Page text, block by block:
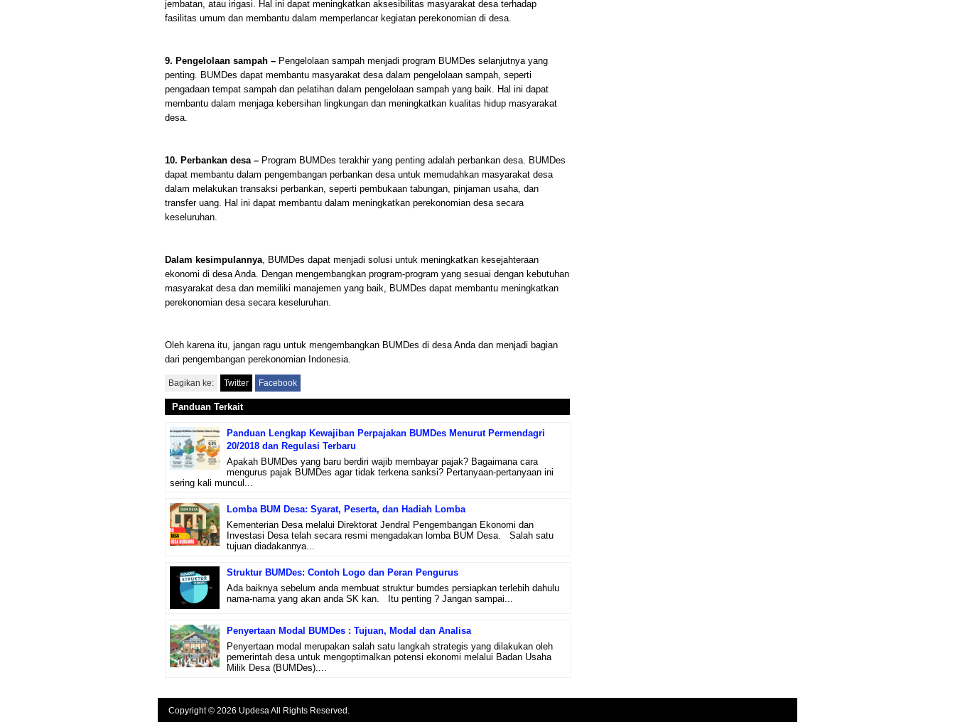
jembatan, atau irigasi. Hal ini dapat meningkatkan aksesibilitas masyarakat desa terhadap
fasilitas umum dan membantu dalam memperlancar kegiatan perekonomian di desa.
9. Pengelolaan sampah – Pengelolaan sampah menjadi program BUMDes selanjutnya yang
penting. BUMDes dapat membantu masyarakat desa dalam pengelolaan sampah, seperti
pengadaan tempat sampah dan pelatihan dalam pengelolaan sampah yang baik. Hal ini dapat
membantu dalam menjaga kebersihan lingkungan dan meningkatkan kualitas hidup masyarakat
desa.
10. Perbankan desa – Program BUMDes terakhir yang penting adalah perbankan desa. BUMDes
dapat membantu dalam pengembangan perbankan desa untuk memudahkan masyarakat desa
dalam melakukan transaksi perbankan, seperti pembukaan tabungan, pinjaman usaha, dan
transfer uang. Hal ini dapat membantu dalam meningkatkan perekonomian desa secara
keseluruhan.
Dalam kesimpulannya, BUMDes dapat menjadi solusi untuk meningkatkan kesejahteraan
ekonomi di desa Anda. Dengan mengembangkan program-program yang sesuai dengan kebutuhan
masyarakat desa dan memiliki manajemen yang baik, BUMDes dapat membantu meningkatkan
perekonomian desa secara keseluruhan.
Oleh karena itu, jangan ragu untuk mengembangkan BUMDes di desa Anda dan menjadi bagian
dari pengembangan perekonomian Indonesia.
Bagikan ke: Twitter Facebook
Panduan Terkait
Panduan Lengkap Kewajiban Perpajakan BUMDes Menurut Permendagri
20/2018 dan Regulasi Terbaru
Apakah BUMDes yang baru berdiri wajib membayar pajak? Bagaimana cara
mengurus pajak BUMDes agar tidak terkena sanksi? Pertanyaan-pertanyaan ini
sering kali muncul...
Lomba BUM Desa: Syarat, Peserta, dan Hadiah Lomba
Kementerian Desa melalui Direktorat Jendral Pengembangan Ekonomi dan
Investasi Desa telah secara resmi mengadakan lomba BUM Desa. Salah satu
tujuan diadakannya...
Struktur BUMDes: Contoh Logo dan Peran Pengurus
Ada baiknya sebelum anda membuat struktur bumdes persiapkan terlebih dahulu
nama-nama yang akan anda SK kan. Itu penting ? Jangan sampai...
Penyertaan Modal BUMDes : Tujuan, Modal dan Analisa
Penyertaan modal merupakan salah satu langkah strategis yang dilakukan oleh
pemerintah desa untuk mengoptimalkan potensi ekonomi melalui Badan Usaha
Milik Desa (BUMDes)....
Copyright © 2026 Updesa All Rights Reserved.